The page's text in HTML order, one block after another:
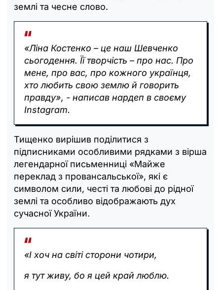
землі та чесне слово.
«Ліна Костенко – це наш Шевченко
сьогодення. Її творчість – про нас. Про
мене, про вас, про кожного українця,
хто любить свою землю й говорить
правду», - написав нардеп в своєму
Instagram.
Тищенко вирішив поділитися з
підписниками особливими рядками з вірша
легендарної письменниці «Майже
переклад з провансальської», які є
символом сили, честі та любові до рідної
землі та особливо відображають дух
сучасної України.
«І хоч на світі сторони чотири,
я тут живу, бо я цей край люблю.